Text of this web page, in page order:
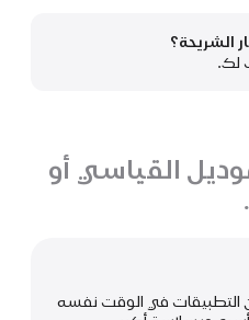
الشريحة؟
لك.
القياسي أو
التطبيقات في الوقت نفسه